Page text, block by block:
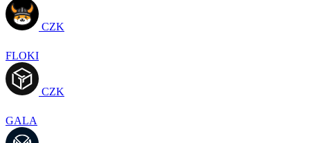
CZK
FLOKI
CZK
GALA